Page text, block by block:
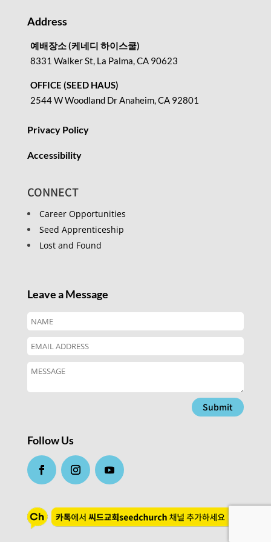
Address
예배장소 (케네디 하이스쿨)
8331 Walker St, La Palma, CA 90623
OFFICE (SEED HAUS)
2544 W Woodland Dr Anaheim, CA 92801
Privacy Policy
Accessibility
CONNECT
Career Opportunities
Seed Apprenticeship
Lost and Found
Leave a Message
Submit
Follow Us